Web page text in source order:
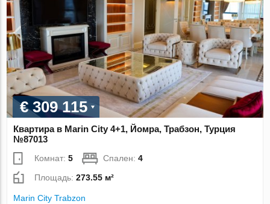
€ 309 115
Квартира в Marin City 4+1, Йомра, Трабзон, Турция
№87013
Комнат:5 Спален:4
Площадь:273.55 м²
Marin City Trabzon